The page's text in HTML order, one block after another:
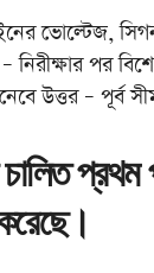
ভোল্টেজ,
নিরীক্ষার পর
উত্তর – পূর্ব
প্রথম